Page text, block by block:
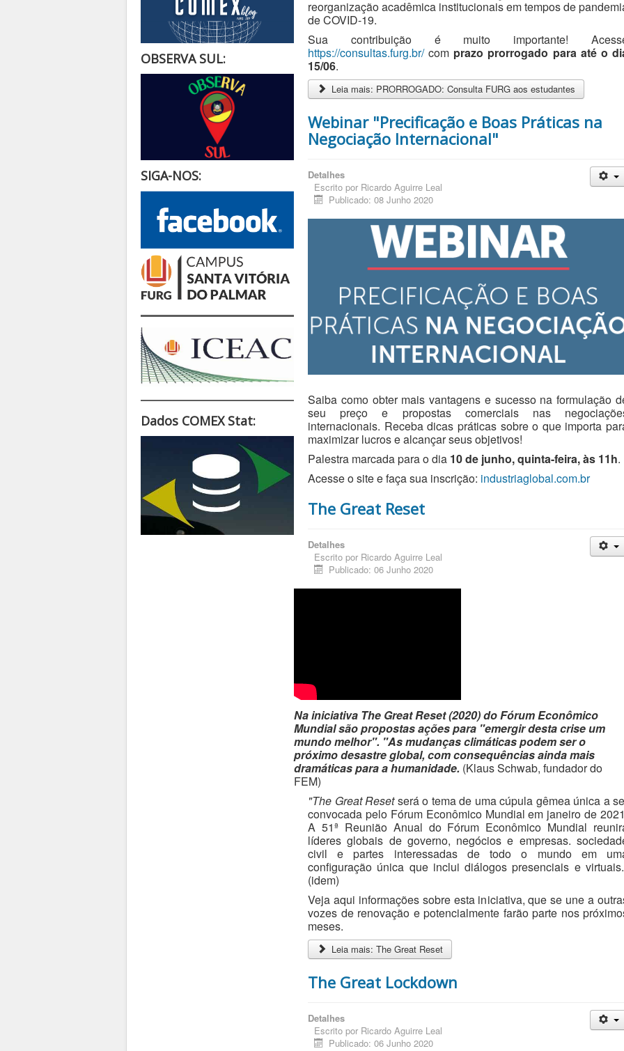
OBSERVA SUL:
SIGA-NOS:
Dados COMEX Stat:
reorganização acadêmica institucionais em tempos de
de COVID-19.
Sua contribuição é muito importante!
https://consultas.furg.br/com prazo prorrogado para até o
15/06.
Leia mais: PRORROGADO: Consulta FURG aos estudantes
Webinar "Precificação e Boas Práticas na
Negociação Internacional"
Detalhes
Escrito por Ricardo Aguirre Leal
Publicado: 08 Junho 2020
Saiba como obter mais vantagens e sucesso na formulação
seu preço e propostas comerciais nas
internacionais. Receba dicas práticas sobre o que importa
maximizar lucros e alcançar seus objetivos!
Palestra marcada para o dia 10 de junho, quinta-feira, às 11h.
Acesse o site e faça sua inscrição: industriaglobal.com.br
The Great Reset
Detalhes
Escrito por Ricardo Aguirre Leal
Publicado: 06 Junho 2020
Na iniciativa The Great Reset (2020) do Fórum Econômico
Mundial são propostas ações para "emergir desta crise um
mundo melhor". "As mudanças climáticas podem ser o
próximo desastre global, com consequências ainda mais
dramáticas para a humanidade. (Klaus Schwab, fundador do
FEM)
"The Great Resetserá o tema de uma cúpula gêmea única a
convocada pelo Fórum Econômico Mundial em janeiro de
A 51ª Reunião Anual do Fórum Econômico Mundial
líderes globais de governo, negócios e empresas.
civil e partes interessadas de todo o mundo em
configuração única que inclui diálogos presenciais e
(idem)
Veja aqui informações sobre esta iniciativa, que se une a
vozes de renovação e potencialmente farão parte nos
meses.
Leia mais: The Great Reset
The Great Lockdown
Detalhes
Escrito por Ricardo Aguirre Leal
Publicado: 06 Junho 2020